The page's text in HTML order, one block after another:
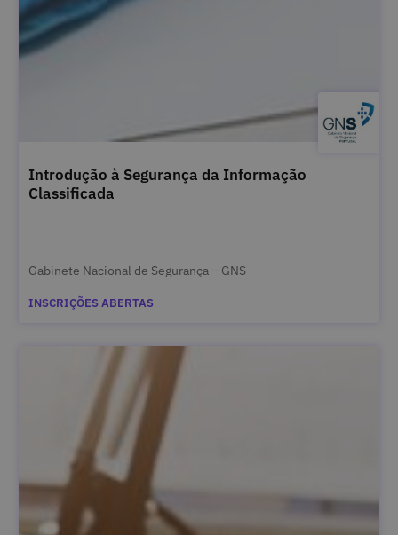
Introdução à Segurança da Informação
Classificada
Gabinete Nacional de Segurança – GNS
INSCRIÇÕES ABERTAS